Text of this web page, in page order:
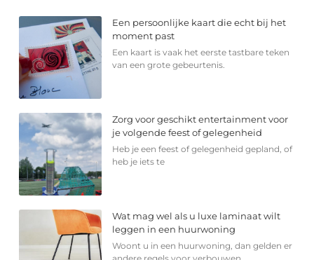
Een persoonlijke kaart die echt bij het
moment past
Een kaart is vaak het eerste tastbare teken
van een grote gebeurtenis.
Zorg voor geschikt entertainment voor
je volgende feest of gelegenheid
Heb je een feest of gelegenheid gepland, of
heb je iets te
Wat mag wel als u luxe laminaat wilt
leggen in een huurwoning
Woont u in een huurwoning, dan gelden er